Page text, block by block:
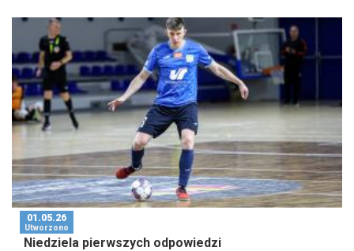
01.05.26
Utworzono
Niedziela pierwszych odpowiedzi